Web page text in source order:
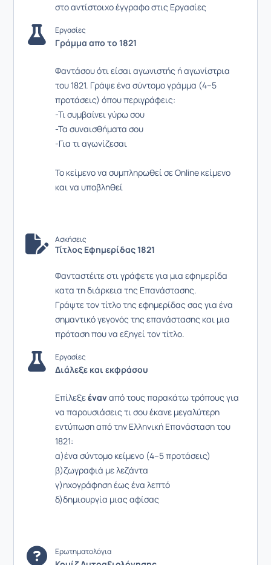
στο αντίστοιχο έγγραφο στις Εργασίες
Εργασίες
Γράμμα απο το 1821
Φαντάσου ότι είσαι αγωνιστής ή αγωνίστρια
του 1821. Γράψε ένα σύντομο γράμμα (4–5
προτάσεις) όπου περιγράφεις:
-Τι συμβαίνει γύρω σου
-Τα συναισθήματα σου
-Για τι αγωνίζεσαι
Το κείμενο να συμπληρωθεί σε Online κείμενο
και να υποβληθεί
Ασκήσεις
Τίτλος Εφημερίδας 1821
Φανταστέιτε οτι γράφετε για μια εφημερίδα
κατα τη διάρκεια της Επανάστασης.
Γράψτε τον τίτλο της εφημερίδας σας για ένα
σημαντικό γεγονός της επανάστασης και μια
πρόταση που να εξηγεί τον τίτλο.
Εργασίες
Διάλεξε και εκφράσου
Επίλεξεέναναπό τους παρακάτω τρόπους για
να παρουσιάσεις τι σου έκανε μεγαλύτερη
εντύπωση από την Ελληνική Επανάσταση του
1821:
α)ένα σύντομο κείμενο (4–5 προτάσεις)
β)ζωγραφιά με λεζάντα
γ)ηχογράφηση έως ένα λεπτό
δ)δημιουργία μιας αφίσας
Ερωτηματολόγια